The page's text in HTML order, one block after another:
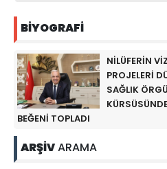
BİYOGRAFİ
NİLÜFERİN
PROJELERİ
SAĞLIK
BEĞENİ TOPLADI
ARŞİVARAMA